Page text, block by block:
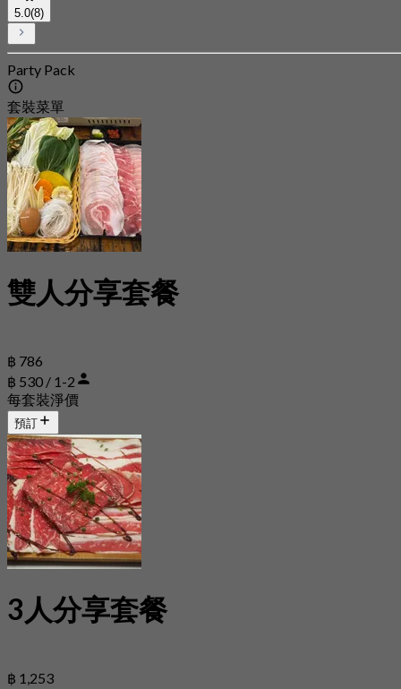
5.0(8)
Party Pack
套裝菜單
雙人分享套餐
฿ 786
฿ 530 / 1-2
每套裝淨價
預訂
3人分享套餐
฿ 1,253